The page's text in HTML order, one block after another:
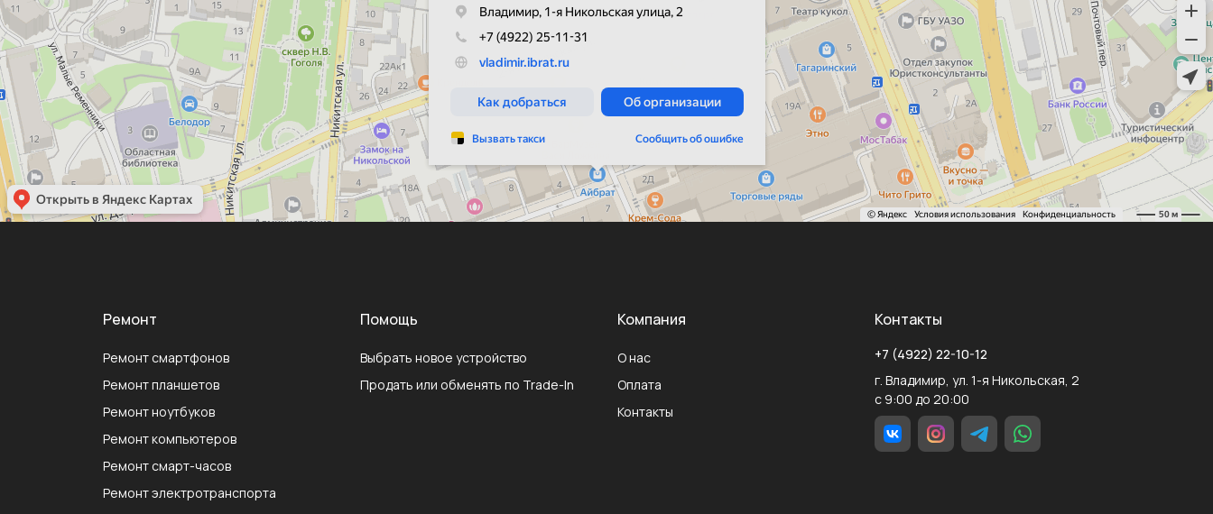
Ремонт
Ремонт смартфонов
Ремонт планшетов
Ремонт ноутбуков
Ремонт компьютеров
Ремонт смарт-часов
Ремонт электротранспорта
Помощь
Выбрать новое устройство
Продать или обменять по Trade-In
Компания
О нас
Оплата
Контакты
Контакты
+7 (4922) 22-10-12
г. Владимир, ул. 1-я Никольская, 2
с 9:00 до 20:00